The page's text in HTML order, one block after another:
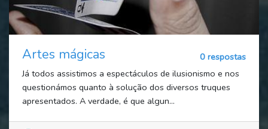
Artes mágicas
0 respostas
Já todos assistimos a espectáculos de ilusionismo e nos
questionámos quanto à solução dos diversos truques
apresentados. A verdade, é que algun...